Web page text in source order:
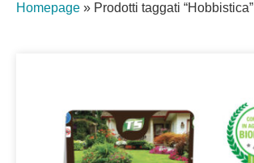
Homepage » Prodotti taggati “Hobbistica”